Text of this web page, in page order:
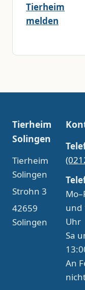
Tierheim
melden
Tierheim
Solingen
Tierheim
Solingen
Strohn 3
42659
Solingen
und
Uhr
Sa
An